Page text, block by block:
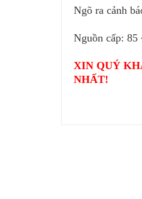
Ngõ ra cảnh
Nguồn cấp:
XIN QUÝ
NHẤT!